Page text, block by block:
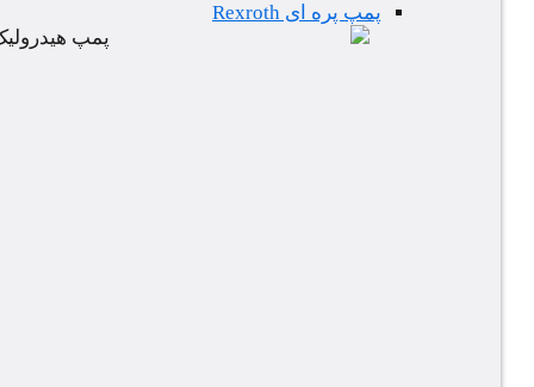
پمپ پره ای Rexroth